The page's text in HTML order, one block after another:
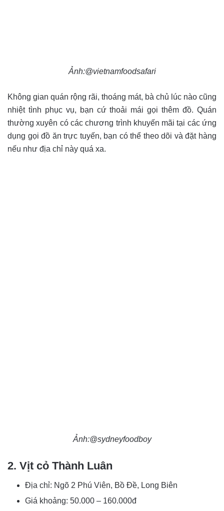
Ảnh:@vietnamfoodsafari
Không gian quán rộng rãi, thoáng mát, bà chủ lúc nào cũng
nhiệt tình phục vụ, bạn cứ thoải mái gọi thêm đồ. Quán
thường xuyên có các chương trình khuyến mãi tại các ứng
dụng gọi đồ ăn trực tuyến, bạn có thể theo dõi và đặt hàng
nếu như địa chỉ này quá xa.
Ảnh:@sydneyfoodboy
2. Vịt cỏ Thành Luân
Địa chỉ: Ngõ 2 Phú Viên, Bồ Đề, Long Biên
Giá khoảng: 50.000 – 160.000đ